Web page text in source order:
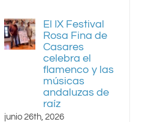
El IX Festival
Rosa Fina de
Casares
celebra el
flamenco y las
músicas
andaluzas de
raíz
junio 26th, 2026